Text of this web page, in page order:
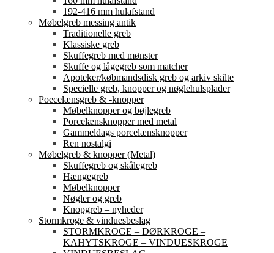
192-416 mm hulafstand
Møbelgreb messing antik
Traditionelle greb
Klassiske greb
Skuffegreb med mønster
Skuffe og lågegreb som matcher
Apoteker/købmandsdisk greb og arkiv skilte
Specielle greb, knopper og nøglehulsplader
Poecelænsgreb & -knopper
Møbelknopper og bøjlegreb
Porcelænsknopper med metal
Gammeldags porcelænsknopper
Ren nostalgi
Møbelgreb & knopper (Metal)
Skuffegreb og skålegreb
Hængegreb
Møbelknopper
Nøgler og greb
Knopgreb – nyheder
Stormkroge & vinduesbeslag
STORMKROGE – DØRKROGE –
KAHYTSKROGE – VINDUESKROGE